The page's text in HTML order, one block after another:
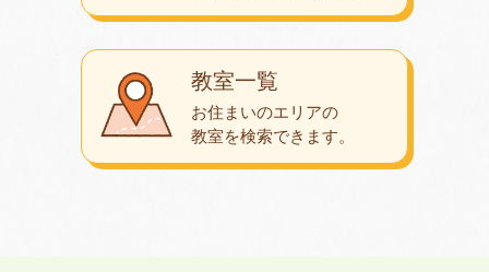
教室一覧
お住まいのエリアの
教室を検索できます。